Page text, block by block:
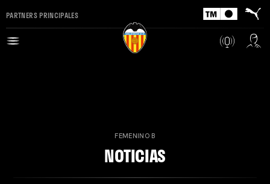
PARTNERS PRINCIPALES
FEMENINO B
NOTICIAS